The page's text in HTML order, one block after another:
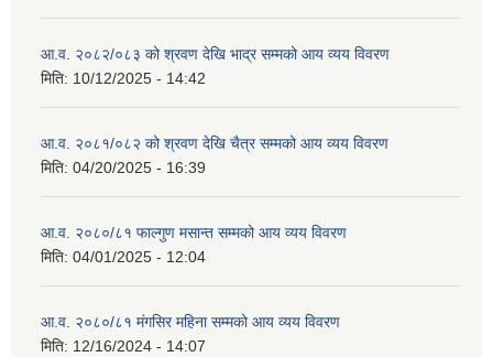
आ.व. २०८२/०८३ को श्रवण देखि भाद्र सम्मको आय व्यय विवरण
मिति: 10/12/2025 - 14:42
आ.व. २०८१/०८२ को श्रवण देखि चैत्र सम्मको आय व्यय विवरण
मिति: 04/20/2025 - 16:39
आ.व. २०८०/८१ फाल्गुण मसान्त सम्मको आय व्यय विवरण
मिति: 04/01/2025 - 12:04
आ.व. २०८०/८१ मंगसिर महिना सम्मको आय व्यय विवरण
मिति: 12/16/2024 - 14:07